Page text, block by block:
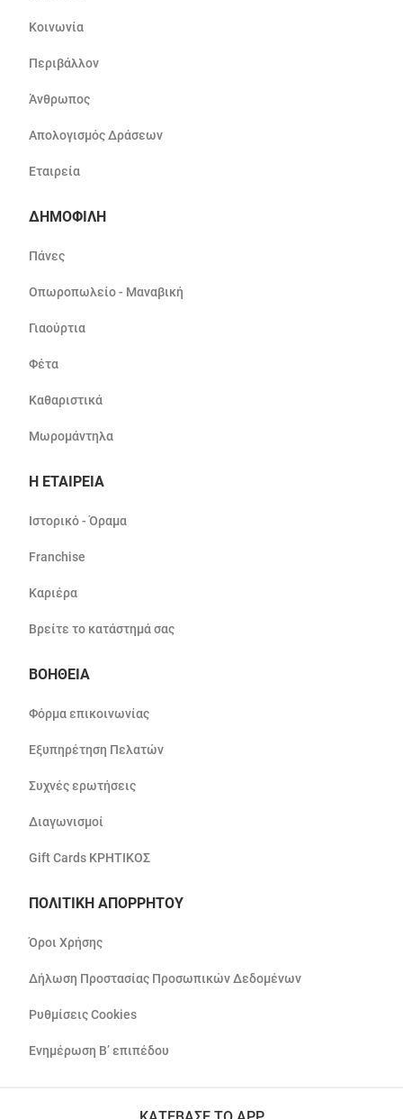
Κοινωνία
Περιβάλλον
Άνθρωπος
Απολογισμός Δράσεων
Εταιρεία
ΔΗΜΟΦΙΛΗ
Πάνες
Οπωροπωλείο - Μαναβική
Γιαούρτια
Φέτα
Καθαριστικά
Μωρομάντηλα
Η ΕΤΑΙΡΕΙΑ
Ιστορικό - Όραμα
Franchise
Καριέρα
Βρείτε το κατάστημά σας
ΒΟΗΘΕΙΑ
Φόρμα επικοινωνίας
Εξυπηρέτηση Πελατών
Συχνές ερωτήσεις
Διαγωνισμοί
Gift Cards ΚΡΗΤΙΚΟΣ
ΠΟΛΙΤΙΚΗ ΑΠΟΡΡΗΤΟΥ
Όροι Χρήσης
Δήλωση Προστασίας Προσωπικών Δεδομένων
Ρυθμίσεις Cookies
Ενημέρωση Β’ επιπέδου